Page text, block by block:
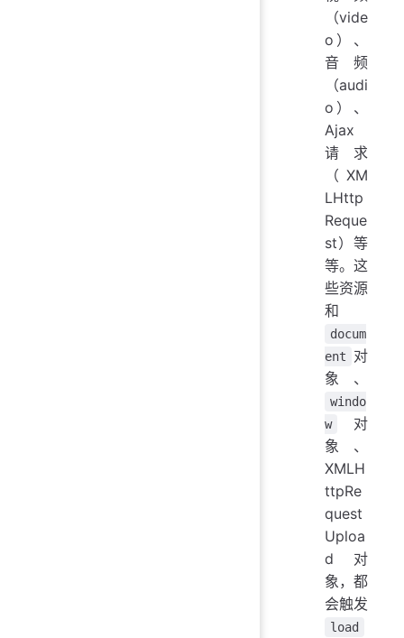
（vide
o）、
音频
（audi
o）、
Ajax
请求
（XM
LHttp
Reque
st）等
等。这
些资源
和
docum
ent
对
象、
windo
w
对
象、
XMLH
ttpRe
quest
Uploa
d 对
象，都
会触发
load